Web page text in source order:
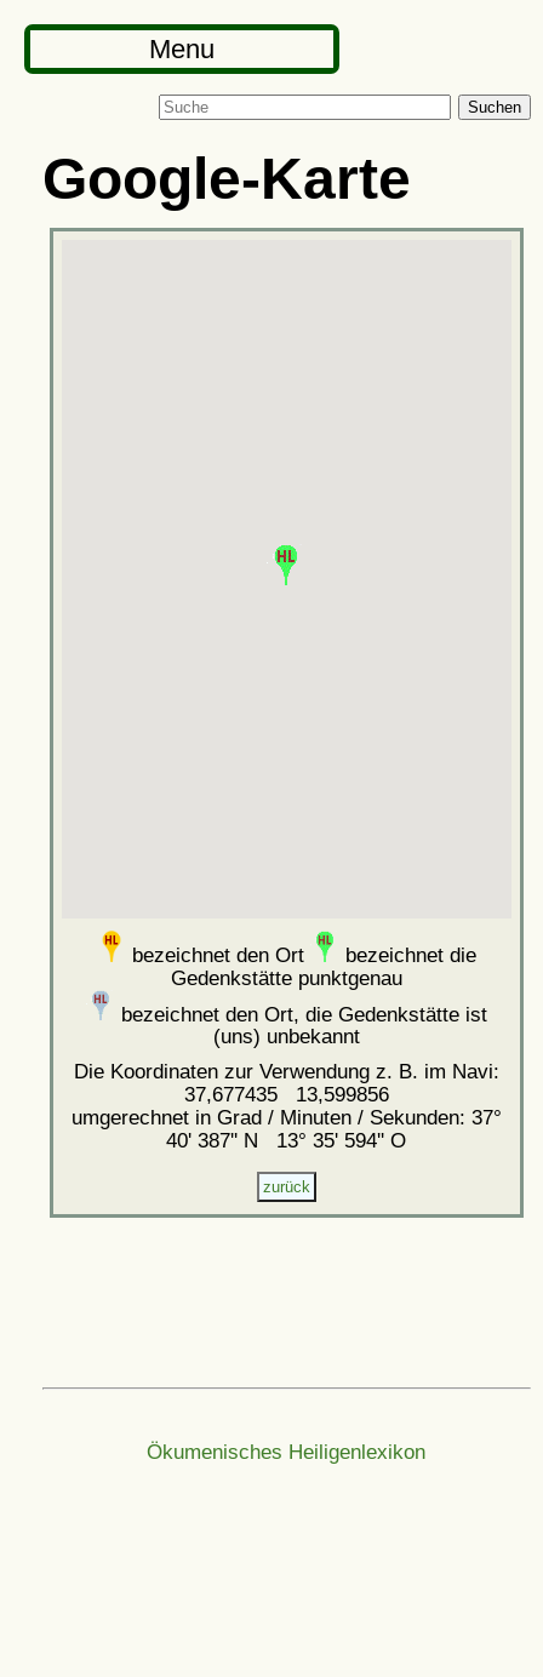
Menu
Suchen
Google-Karte
bezeichnet den Ort
bezeichnet die
Gedenkstätte punktgenau
bezeichnet den Ort, die Gedenkstätte ist
(uns) unbekannt
Die Koordinaten zur Verwendung z. B. im Navi:
37,677435 13,599856
umgerechnet in Grad / Minuten / Sekunden: 37°
40' 387'' N 13° 35' 594'' O
Ökumenisches Heiligenlexikon